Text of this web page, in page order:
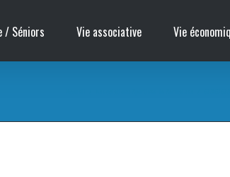
/ Séniors Vie associative Vie